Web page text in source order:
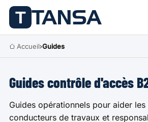
Accueil›Guides
Guides contrôle d'accès
Guides opérationnels pour aider les
conducteurs de travaux et